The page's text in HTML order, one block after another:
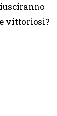
vittoriosi?